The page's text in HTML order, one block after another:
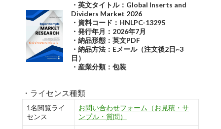
・英文タイトル：Global Inserts and
Dividers Market 2026
・資料コード：HNLPC-13295
・発行年月：2026年7月
・納品形態：英文PDF
・納品方法：Eメール（注文後2日~3
日）
・産業分類：包装
・ライセンス種類
1名閲覧ライ
センス
お問い合わせフォーム（お見積・サ
ンプル・質問）